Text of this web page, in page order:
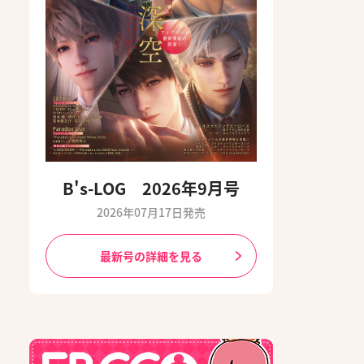
B's-LOG 2026年9月号
2026年07月17日発売
最新号の詳細を見る